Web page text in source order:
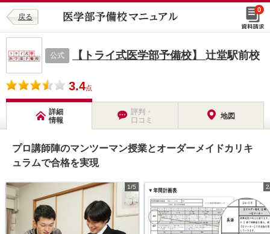
戻る
0
公式 【トライ式医学部予備校】 辻堂駅前校
3.4点
詳細
情報
評判・
口コミ
地図
プロ講師陣のマンツーマン授業とオーダーメイドカリキ
ュラムで合格を実現
1/5